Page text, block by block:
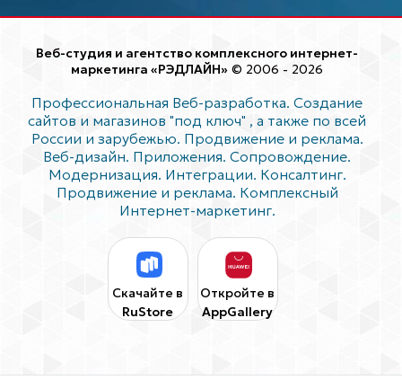
Веб-студия и агентство комплексного интернет-
маркетинга «РЭДЛАЙН» © 2006 - 2026
Профессиональная Веб-разработка. Создание
сайтов и магазинов "под ключ" , а также по всей
России и зарубежью. Продвижение и реклама.
Веб-дизайн. Приложения. Сопровождение.
Модернизация. Интеграции. Консалтинг.
Продвижение и реклама. Комплексный
Интернет-маркетинг.
Скачайте в
RuStore
Откройте в
AppGallery